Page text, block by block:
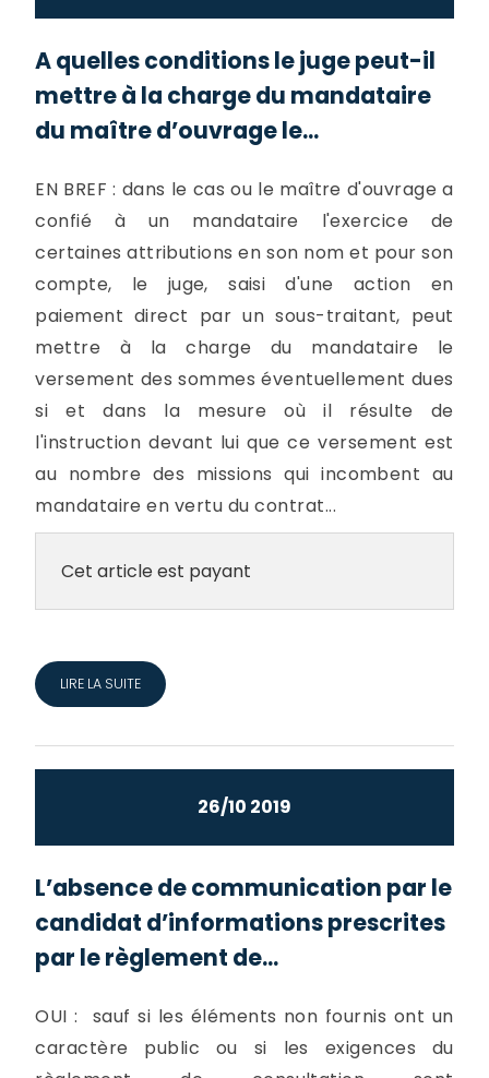
A quelles conditions le juge peut-il
mettre à la charge du mandataire
du maître d’ouvrage le...
EN BREF : dans le cas ou le maître d'ouvrage a
confié à un mandataire l'exercice de
certaines attributions en son nom et pour son
compte, le juge, saisi d'une action en
paiement direct par un sous-traitant, peut
mettre à la charge du mandataire le
versement des sommes éventuellement dues
si et dans la mesure où il résulte de
l'instruction devant lui que ce versement est
au nombre des missions qui incombent au
mandataire en vertu du contrat...
Cet article est payant
LIRE LA SUITE
26/10 2019
L’absence de communication par le
candidat d’informations prescrites
par le règlement de...
OUI : sauf si les éléments non fournis ont un
caractère public ou si les exigences du